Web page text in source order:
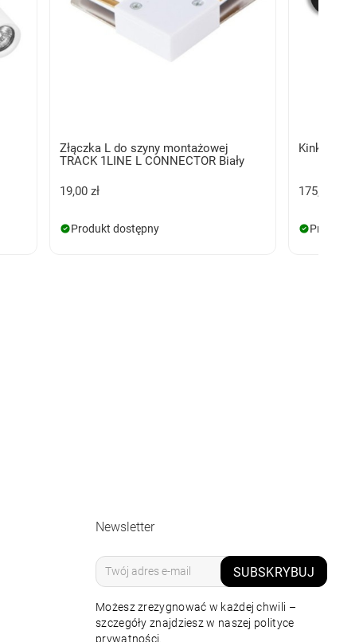
Złączka L do szyny montażowej
TRACK 1LINE L CONNECTOR Biały
19,00 zł
Produkt dostępny
Kinkiet
175,00 zł
Produkt
Newsletter
SUBSKRYBUJ
Możesz zrezygnować w każdej chwili –
szczegóły znajdziesz w naszej polityce
prywatności.